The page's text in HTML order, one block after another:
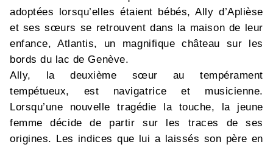
adoptées lorsqu’elles étaient bébés, Ally d’Aplièse
et ses sœurs se retrouvent dans la maison de leur
enfance, Atlantis, un magnifique château sur les
bords du lac de Genève.
Ally, la deuxième sœur au tempérament
tempétueux, est navigatrice et musicienne.
Lorsqu’une nouvelle tragédie la touche, la jeune
femme décide de partir sur les traces de ses
origines. Les indices que lui a laissés son père en